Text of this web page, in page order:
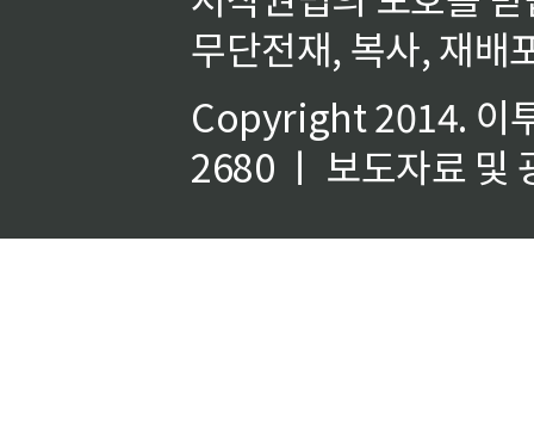
무단전재, 복사, 재배
Copyright 2014. 이
2680 ㅣ 보도자료